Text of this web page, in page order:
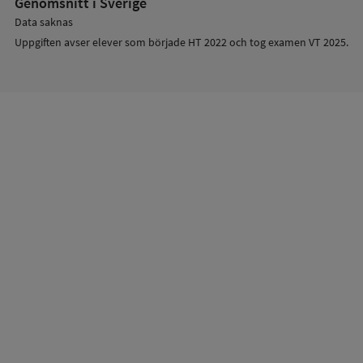
Data saknas
Uppgiften avser elever som började HT 2022 och tog examen VT 2025.